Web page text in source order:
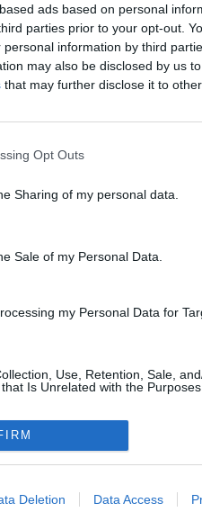
ads based on personal
parties prior to your opt-out.
information by third
may also be disclosed by us
that may further disclose it to
Opt Outs
Sharing of my personal data.
Sale of my Personal Data.
my Personal Data for
Use, Retention, Sale,
Is Unrelated with the
Deletion Data Access
με συνδεδεμένο/η
για Επιχειρήσεις
Προσωπικού
Marketing
& Ανακαίνιση Spa
Εξωτερικού Χώρου
Διαφήμιση - Υπηρεσίες